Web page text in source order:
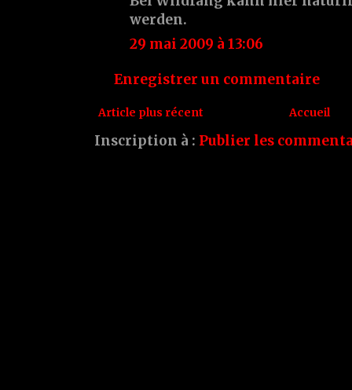
werden.
29 mai 2009 à 13:06
Enregistrer un commentaire
Article plus récent Accueil
Inscription à : Publier les